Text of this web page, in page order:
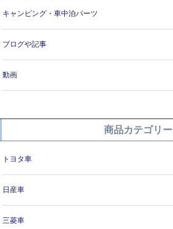
キャンピング・車中泊パーツ
ブログや記事
動画
商品カテゴリー
トヨタ車
日産車
三菱車